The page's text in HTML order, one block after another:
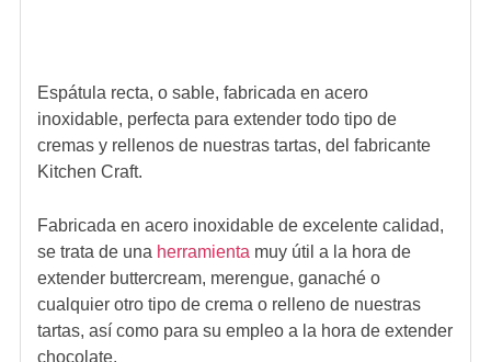
Espátula recta, o sable, fabricada en acero
inoxidable, perfecta para extender todo tipo de
cremas y rellenos de nuestras tartas, del fabricante
Kitchen Craft.
Fabricada en acero inoxidable de excelente calidad,
se trata de una herramienta muy útil a la hora de
extender buttercream, merengue, ganaché o
cualquier otro tipo de crema o relleno de nuestras
tartas, así como para su empleo a la hora de extender
chocolate.